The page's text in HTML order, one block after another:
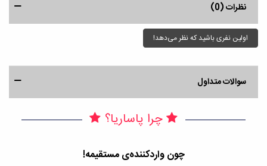
نظرات (0)
اولین نفری باشید که نظر می‌دهد!
سوالات متداول
چرا پاساریا؟
چون واردکننده‌ی مستقیمه!